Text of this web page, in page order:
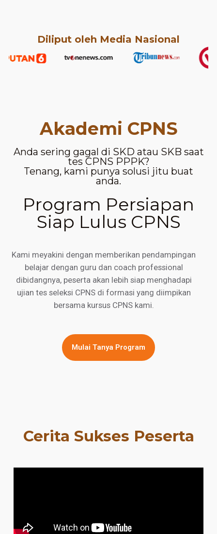
Diliput oleh Media Nasional
Akademi CPNS
Anda sering gagal di SKD atau SKB saat
tes CPNS PPPK?
Tenang, kami punya solusi jitu buat
anda.
Program Persiapan
Siap Lulus CPNS
Kami meyakini dengan memberikan pendampingan
belajar dengan guru dan coach professional
dibidangnya, peserta akan lebih siap menghadapi
ujian tes seleksi CPNS di formasi yang diimpikan
bersama kursus CPNS kami.
Mulai Tanya Program
Cerita Sukses Peserta